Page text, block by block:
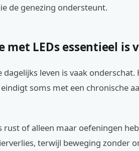
de genezing ondersteunt.
met LEDs essentieel is
leven is vaak
soms met een chronische
rust of alleen maar oefeningen
terwijl beweging zonder